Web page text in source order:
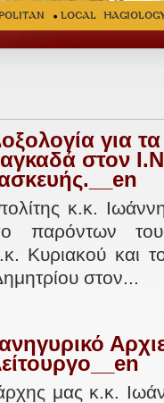
LOCAL
για
στον
κ.κ.
παρόντων
Κυριακού και
στον...
μας κ.κ.